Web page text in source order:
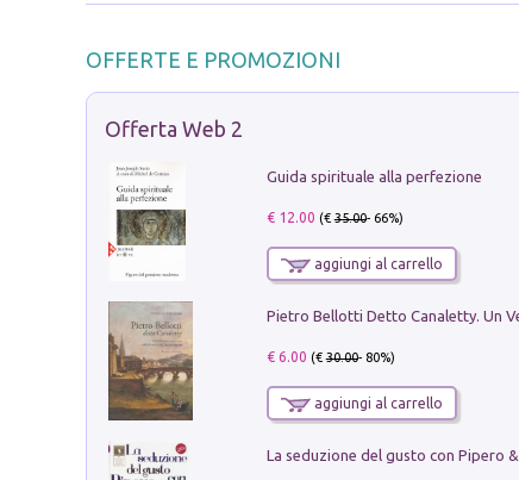
OFFERTE E PROMOZIONI
Offerta Web 2
Guida spirituale alla perfezione
€ 12.00 (€35.00- 66%)
aggiungi al carrello
€ 6.00 (€30.00- 80%)
aggiungi al carrello